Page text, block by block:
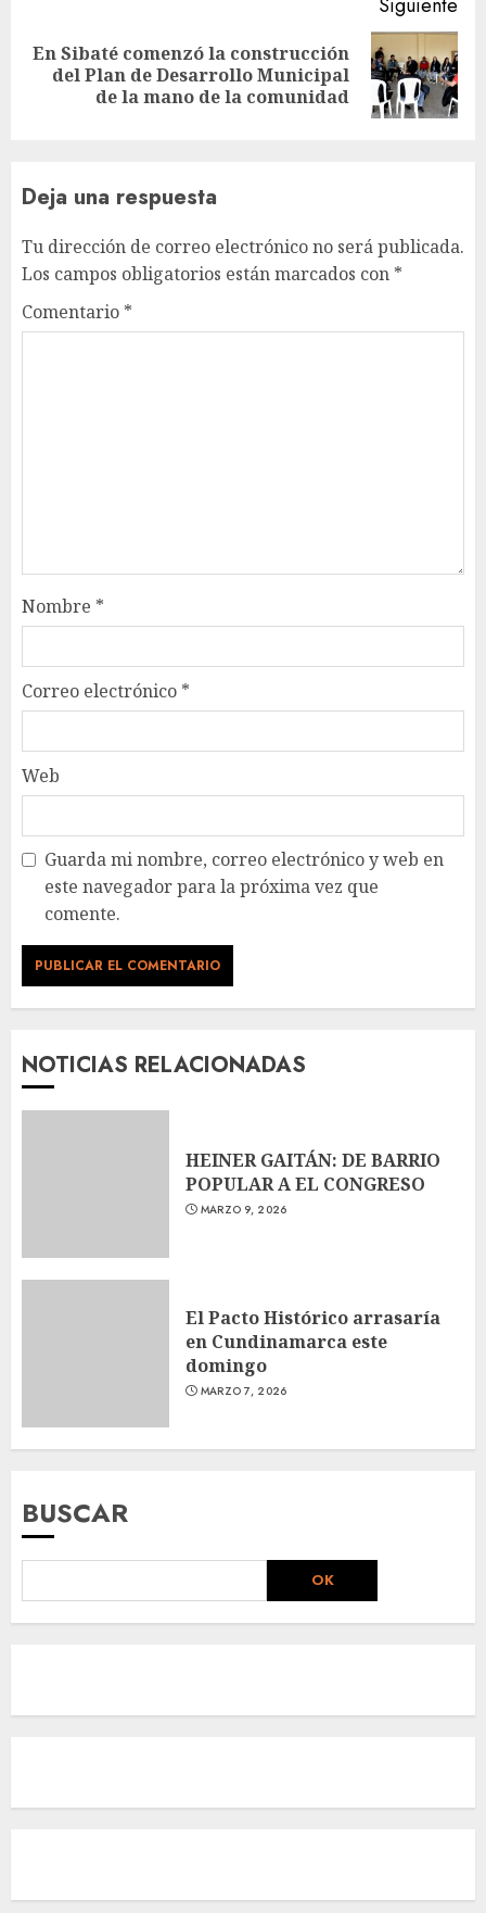
Siguiente
entrada:
En Sibaté comenzó la construcción
del Plan de Desarrollo Municipal
de la mano de la comunidad
Deja una respuesta
Tu dirección de correo electrónico no será publicada.
Los campos obligatorios están marcados con *
Comentario *
Nombre *
Correo electrónico *
Web
Guarda mi nombre, correo electrónico y web en
este navegador para la próxima vez que
comente.
NOTICIAS RELACIONADAS
HEINER GAITÁN: DE BARRIO
POPULAR A EL CONGRESO
MARZO 9, 2026
El Pacto Histórico arrasaría
en Cundinamarca este
domingo
MARZO 7, 2026
BUSCAR
OK